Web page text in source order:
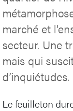
marché et
secteur. Une
mais qui
d’inquiétudes.
Le feuilleton